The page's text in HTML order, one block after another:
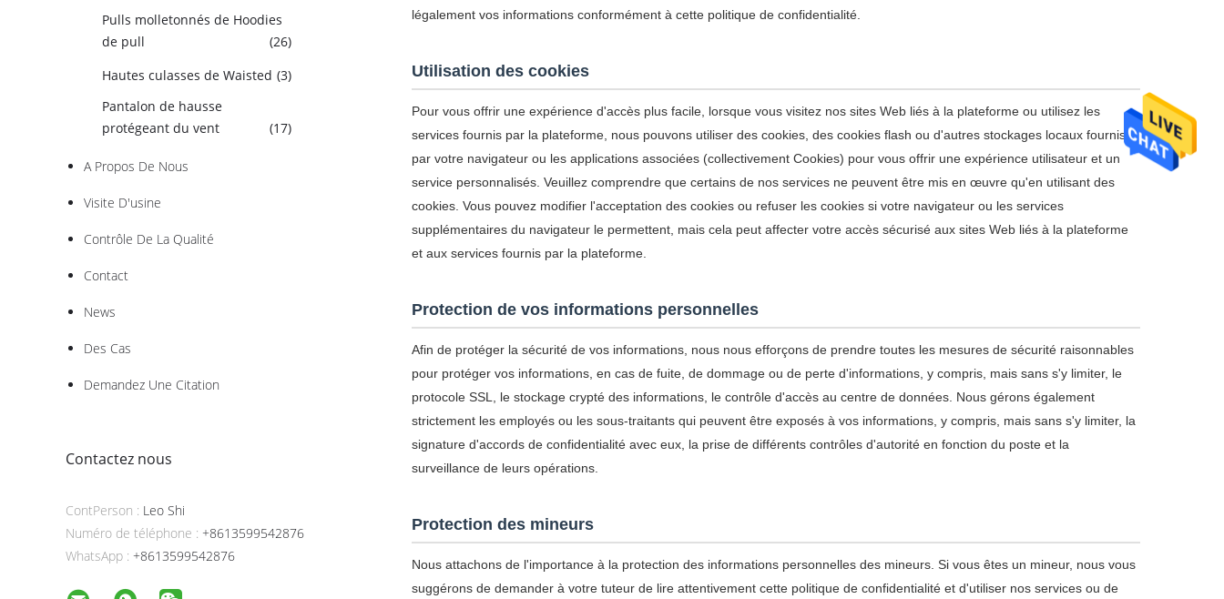
Pulls molletonnés de Hoodies
de pull
(26)
Hautes culasses de Waisted (3)
Pantalon de hausse
protégeant du vent
(17)
A Propos De Nous
Visite D'usine
Contrôle De La Qualité
Contact
News
Des Cas
Demandez Une Citation
Contactez nous
ContPerson : Leo Shi
Numéro de téléphone : +8613599542876
WhatsApp : +8613599542876
légalement vos informations conformément à cette politique de confidentialité.
Utilisation des cookies
Pour vous offrir une expérience d'accès plus facile, lorsque vous visitez nos sites Web liés à la plateforme ou utilisez les
services fournis par la plateforme, nous pouvons utiliser des cookies, des cookies flash ou d'autres stockages locaux fournis
par votre navigateur ou les applications associées (collectivement Cookies) pour vous offrir une expérience utilisateur et un
service personnalisés. Veuillez comprendre que certains de nos services ne peuvent être mis en œuvre qu'en utilisant des
cookies. Vous pouvez modifier l'acceptation des cookies ou refuser les cookies si votre navigateur ou les services
supplémentaires du navigateur le permettent, mais cela peut affecter votre accès sécurisé aux sites Web liés à la plateforme
et aux services fournis par la plateforme.
Protection de vos informations personnelles
Afin de protéger la sécurité de vos informations, nous nous efforçons de prendre toutes les mesures de sécurité raisonnables
pour protéger vos informations, en cas de fuite, de dommage ou de perte d'informations, y compris, mais sans s'y limiter, le
protocole SSL, le stockage crypté des informations, le contrôle d'accès au centre de données. Nous gérons également
strictement les employés ou les sous-traitants qui peuvent être exposés à vos informations, y compris, mais sans s'y limiter, la
signature d'accords de confidentialité avec eux, la prise de différents contrôles d'autorité en fonction du poste et la
surveillance de leurs opérations.
Protection des mineurs
Nous attachons de l'importance à la protection des informations personnelles des mineurs. Si vous êtes un mineur, nous vous
suggérons de demander à votre tuteur de lire attentivement cette politique de confidentialité et d'utiliser nos services ou de